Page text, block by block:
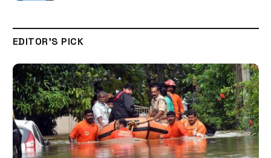
EDITOR'S PICK